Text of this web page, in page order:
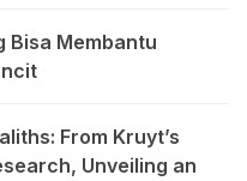
Bisa Membantu
From Kruyt’s
Unveiling an